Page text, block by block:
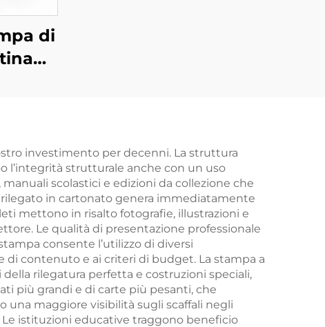
di
investimento per decenni. La struttura
l’integrità strutturale anche con un uso
scolastici e edizioni da collezione che
rilegato in cartonato genera immediatamente
mettono in risalto fotografie, illustrazioni e
Le qualità di presentazione professionale
consente l’utilizzo di diversi
contenuto e ai criteri di budget. La stampa a
rilegatura perfetta e costruzioni speciali,
più grandi e di carte più pesanti, che
maggiore visibilità sugli scaffali negli
istituzioni educative traggono beneficio